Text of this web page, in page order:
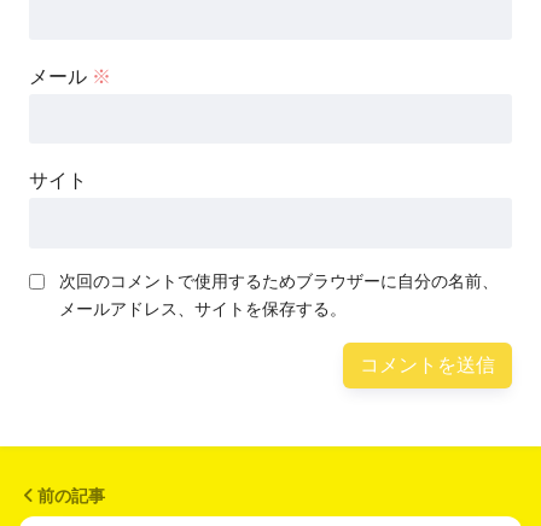
メール ※
サイト
次回のコメントで使用するためブラウザーに自分の名前、
メールアドレス、サイトを保存する。
前の記事